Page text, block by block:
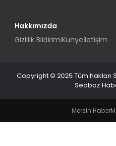
Hakkımızda
Gizlilik BildirimiKünyeİletişim
Copyright © 2025 Tüm hakları
Seobaz
Mersin Haber